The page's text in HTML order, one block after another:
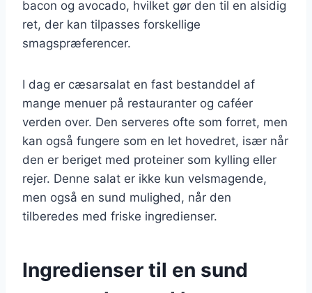
bacon og avocado, hvilket gør den til en alsidig
ret, der kan tilpasses forskellige
smagspræferencer.
I dag er cæsarsalat en fast bestanddel af
mange menuer på restauranter og caféer
verden over. Den serveres ofte som forret, men
kan også fungere som en let hovedret, især når
den er beriget med proteiner som kylling eller
rejer. Denne salat er ikke kun velsmagende,
men også en sund mulighed, når den
tilberedes med friske ingredienser.
Ingredienser til en sund